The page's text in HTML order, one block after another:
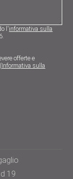
l'informativa sulla
offerte e
Informativa sulla
19